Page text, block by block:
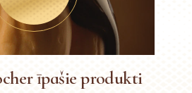
īpašie produkti